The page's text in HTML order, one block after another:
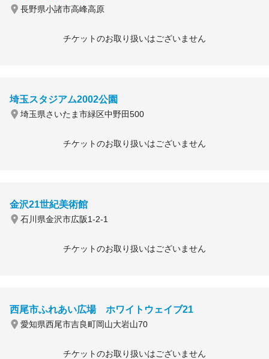
長野県小諸市高峰高原
チケットのお取り扱いはございません
埼玉スタジアム2002公園
埼玉県さいたま市緑区中野田500
チケットのお取り扱いはございません
金沢21世紀美術館
石川県金沢市広阪1-2-1
チケットのお取り扱いはございません
西尾市ふれあい広場 ホワイトウェイブ21
愛知県西尾市吉良町岡山大岩山70
チケットのお取り扱いはございません